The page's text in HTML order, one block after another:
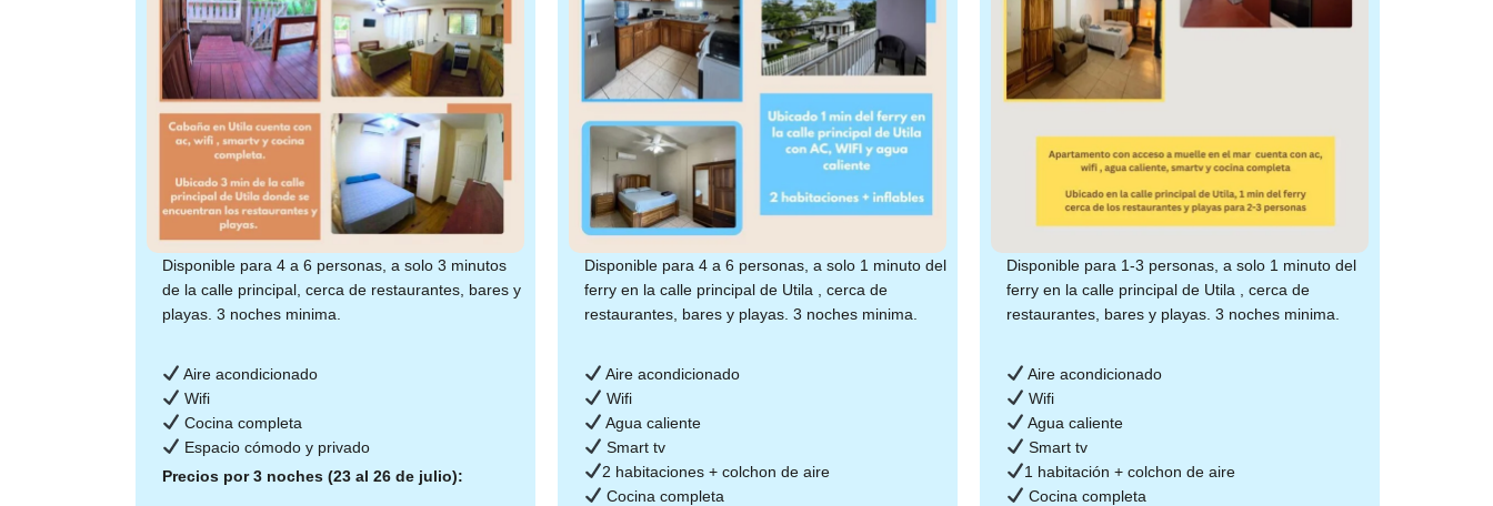
Disponible para 4 a 6 personas, a solo 3 minutos
de la calle principal, cerca de restaurantes, bares y
playas. 3 noches minima.
Aire acondicionado
Wifi
Cocina completa
Espacio cómodo y privado
Precios por 3 noches (23 al 26 de julio):
Disponible para 4 a 6 personas, a solo 1 minuto del
ferry en la calle principal de Utila , cerca de
restaurantes, bares y playas. 3 noches minima.
Aire acondicionado
Wifi
Agua caliente
Smart tv
2 habitaciones + colchon de aire
Cocina completa
Disponible para 1-3 personas, a solo 1 minuto del
ferry en la calle principal de Utila , cerca de
restaurantes, bares y playas. 3 noches minima.
Aire acondicionado
Wifi
Agua caliente
Smart tv
1 habitación + colchon de aire
Cocina completa